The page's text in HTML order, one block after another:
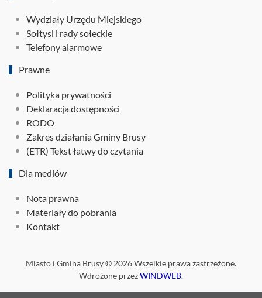
Wydziały Urzędu Miejskiego
Sołtysi i rady sołeckie
Telefony alarmowe
Prawne
Polityka prywatności
Deklaracja dostępności
RODO
Zakres działania Gminy Brusy
(ETR) Tekst łatwy do czytania
Dla mediów
Nota prawna
Materiały do pobrania
Kontakt
Miasto i Gmina Brusy © 2026Wszelkie prawa zastrzeżone.
Wdrożone przezWINDWEB.